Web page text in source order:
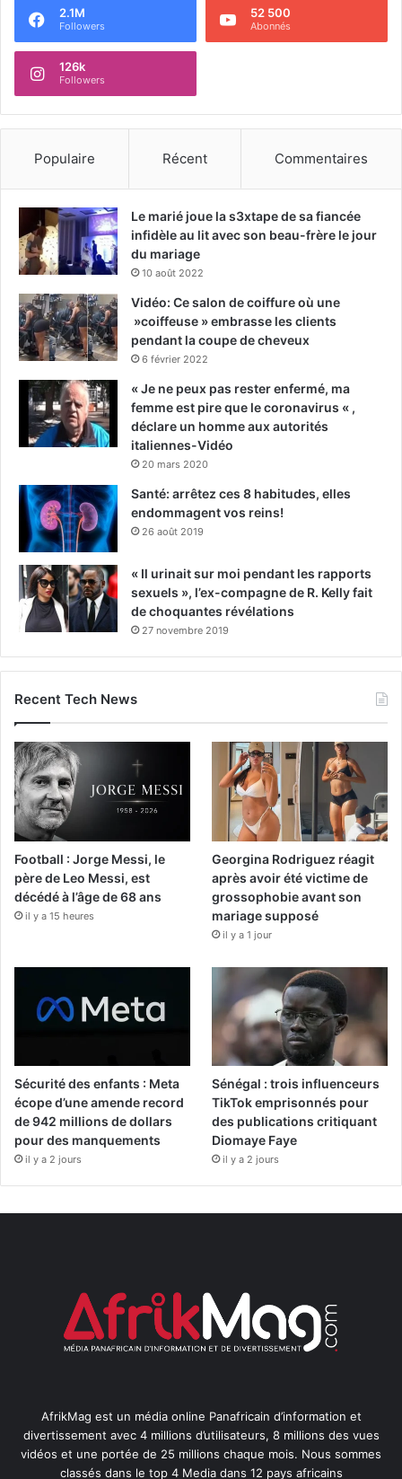
2.1M
Followers
52 500
Abonnés
126k
Followers
Populaire Récent Commentaires
Le marié joue la s3xtape de sa fiancée
infidèle au lit avec son beau-frère le jour
du mariage
10 août 2022
Vidéo: Ce salon de coiffure où une
»coiffeuse » embrasse les clients
pendant la coupe de cheveux
6 février 2022
« Je ne peux pas rester enfermé, ma
femme est pire que le coronavirus « ,
déclare un homme aux autorités
italiennes-Vidéo
20 mars 2020
Santé: arrêtez ces 8 habitudes, elles
endommagent vos reins!
26 août 2019
« Il urinait sur moi pendant les rapports
sexuels », l’ex-compagne de R. Kelly fait
de choquantes révélations
27 novembre 2019
Recent Tech News
Football : Jorge Messi, le
père de Leo Messi, est
décédé à l’âge de 68 ans
il y a 15 heures
Georgina Rodriguez réagit
après avoir été victime de
grossophobie avant son
mariage supposé
il y a 1 jour
Sécurité des enfants : Meta
écope d’une amende record
de 942 millions de dollars
pour des manquements
il y a 2 jours
Sénégal : trois influenceurs
TikTok emprisonnés pour
des publications critiquant
Diomaye Faye
il y a 2 jours
AfrikMag est un média online Panafricain d’information et
divertissement avec 4 millions d’utilisateurs, 8 millions des vues
vidéos et une portée de 25 millions chaque mois. Nous sommes
classés dans le top 4 Media dans 12 pays africains